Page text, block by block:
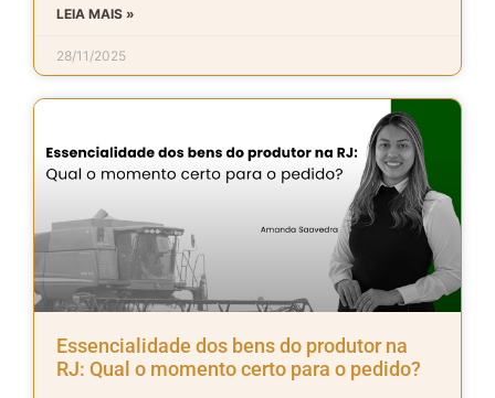
LEIA MAIS »
28/11/2025
Essencialidade dos bens do produtor na
RJ: Qual o momento certo para o pedido?